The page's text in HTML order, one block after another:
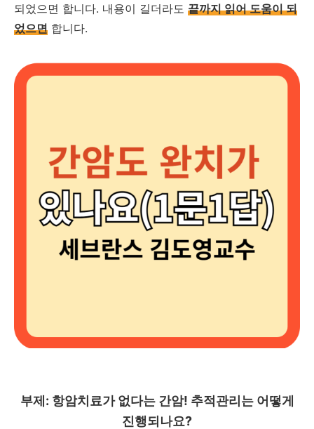
되었으면 합니다. 내용이 길더라도 끝까지 읽어 도움이 되
었으면 합니다.
부제: 항암치료가 없다는 간암! 추적관리는 어떻게
진행되나요?